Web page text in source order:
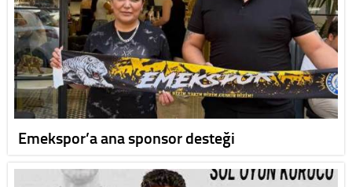
Emekspor’a ana sponsor desteği